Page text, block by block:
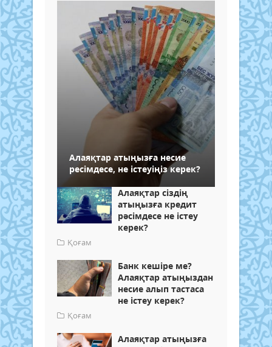
Алаяқтар атыңызға несие
ресімдесе, не істеуіңіз керек?
Алаяқтар сіздің
атыңызға кредит
рәсімдесе не істеу
керек?
Қоғам
Банк кешіре ме?
Алаяқтар атыңыздан
несие алып тастаса
не істеу керек?
Қоғам
Алаяқтар атыңызға